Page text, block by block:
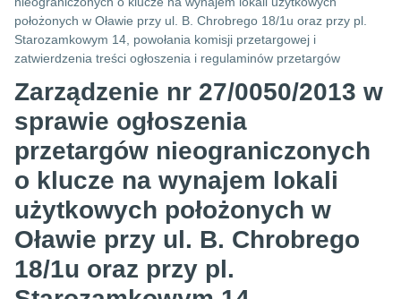
położonych w Oławie przy ul. B. Chrobrego 18/1u oraz przy pl.
Starozamkowym 14, powołania komisji przetargowej i
zatwierdzenia treści ogłoszenia i regulaminów przetargów
Zarządzenie nr 27/0050/2013 w
sprawie ogłoszenia
przetargów nieograniczonych
o klucze na wynajem lokali
użytkowych położonych w
Oławie przy ul. B. Chrobrego
18/1u oraz przy pl.